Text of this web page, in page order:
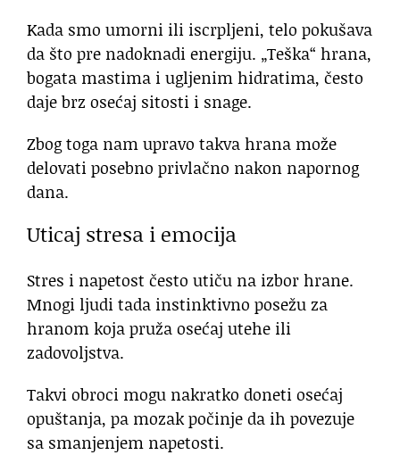
Kada smo umorni ili iscrpljeni, telo pokušava
da što pre nadoknadi energiju. „Teška“ hrana,
bogata mastima i ugljenim hidratima, često
daje brz osećaj sitosti i snage.
Zbog toga nam upravo takva hrana može
delovati posebno privlačno nakon napornog
dana.
Uticaj stresa i emocija
Stres i napetost često utiču na izbor hrane.
Mnogi ljudi tada instinktivno posežu za
hranom koja pruža osećaj utehe ili
zadovoljstva.
Takvi obroci mogu nakratko doneti osećaj
opuštanja, pa mozak počinje da ih povezuje
sa smanjenjem napetosti.